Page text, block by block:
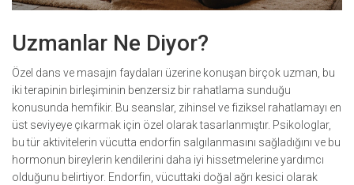
Uzmanlar Ne Diyor?
Özel dans ve masajın faydaları üzerine konuşan birçok uzman, bu
iki terapinin birleşiminin benzersiz bir rahatlama sunduğu
konusunda hemfikir. Bu seanslar, zihinsel ve fiziksel rahatlamayı en
üst seviyeye çıkarmak için özel olarak tasarlanmıştır. Psikologlar,
bu tür aktivitelerin vücutta endorfin salgılanmasını sağladığını ve bu
hormonun bireylerin kendilerini daha iyi hissetmelerine yardımcı
olduğunu belirtiyor. Endorfin, vücuttaki doğal ağrı kesici olarak